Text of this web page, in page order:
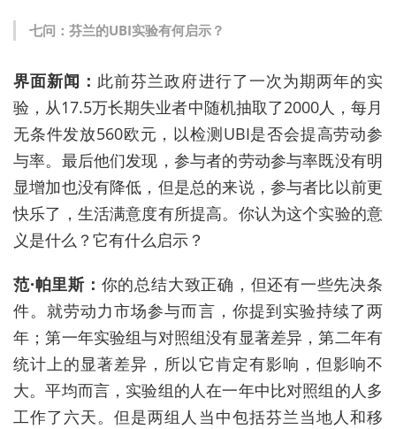
七问：芬兰的UBI实验有何启示？
界面新闻： 此前芬兰政府进行了一次为期两年的实
验，从17.5万长期失业者中随机抽取了2000人，每月
无条件发放560欧元，以检测UBI是否会提高劳动参
与率。最后他们发现，参与者的劳动参与率既没有明
显增加也没有降低，但是总的来说，参与者比以前更
快乐了，生活满意度有所提高。你认为这个实验的意
义是什么？它有什么启示？
范·帕里斯： 你的总结大致正确，但还有一些先决条
件。就劳动力市场参与而言，你提到实验持续了两
年；第一年实验组与对照组没有显著差异，第二年有
统计上的显著差异，所以它肯定有影响，但影响不
大。平均而言，实验组的人在一年中比对照组的人多
工作了六天。但是两组人当中包括芬兰当地人和移